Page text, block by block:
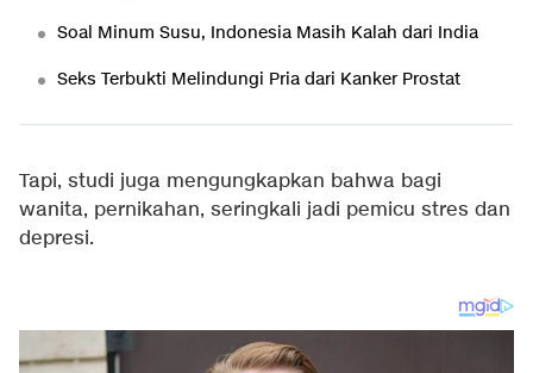
Soal Minum Susu, Indonesia Masih Kalah dari India
Seks Terbukti Melindungi Pria dari Kanker Prostat
Tapi, studi juga mengungkapkan bahwa bagi
wanita, pernikahan, seringkali jadi pemicu stres dan
depresi.